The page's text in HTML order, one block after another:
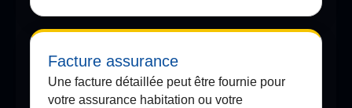
Facture assurance
Une facture détaillée peut être fournie pour
votre assurance habitation ou votre